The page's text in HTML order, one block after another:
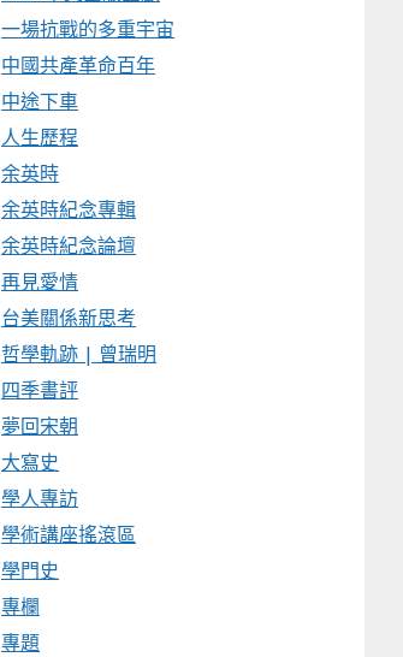
一場抗戰的多重宇宙
中國共產革命百年
中途下車
人生歷程
余英時
余英時紀念專輯
余英時紀念論壇
再見愛情
台美關係新思考
哲學軌跡 | 曾瑞明
四季書評
夢回宋朝
大寫史
學人專訪
學術講座搖滾區
學門史
專欄
專題